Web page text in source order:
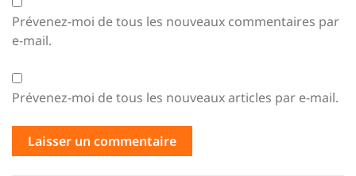
Prévenez-moi de tous les nouveaux commentaires par
e-mail.
Prévenez-moi de tous les nouveaux articles par e-mail.